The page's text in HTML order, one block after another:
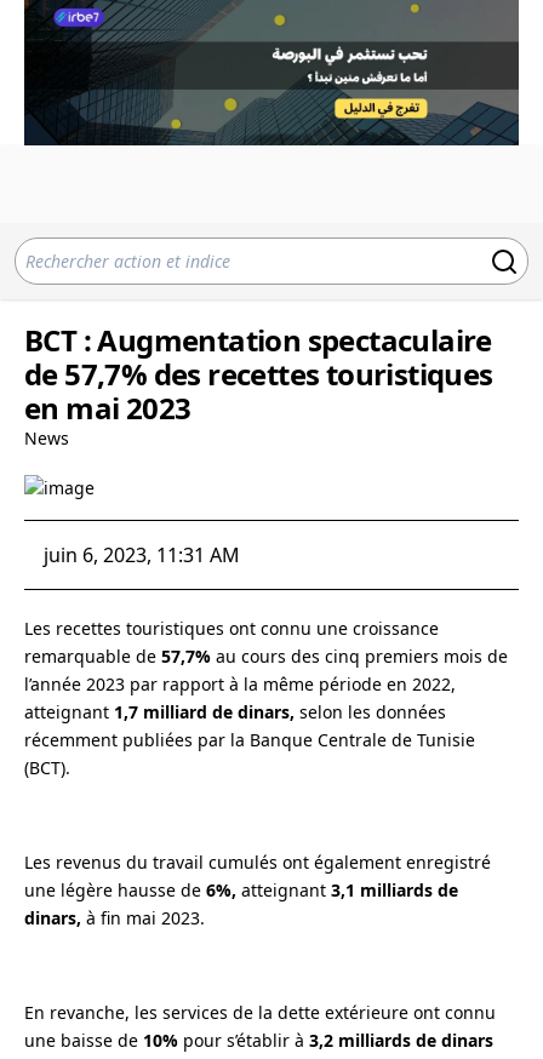
BCT : Augmentation spectaculaire
de 57,7% des recettes touristiques
en mai 2023
News
juin 6, 2023, 11:31 AM
Les recettes touristiques ont connu une croissance
remarquable de 57,7% au cours des cinq premiers mois de
l’année 2023 par rapport à la même période en 2022,
atteignant 1,7 milliard de dinars, selon les données
récemment publiées par la Banque Centrale de Tunisie
(BCT).
Les revenus du travail cumulés ont également enregistré
une légère hausse de 6%, atteignant 3,1 milliards de
dinars, à fin mai 2023.
En revanche, les services de la dette extérieure ont connu
une baisse de 10% pour s’établir à 3,2 milliards de dinars